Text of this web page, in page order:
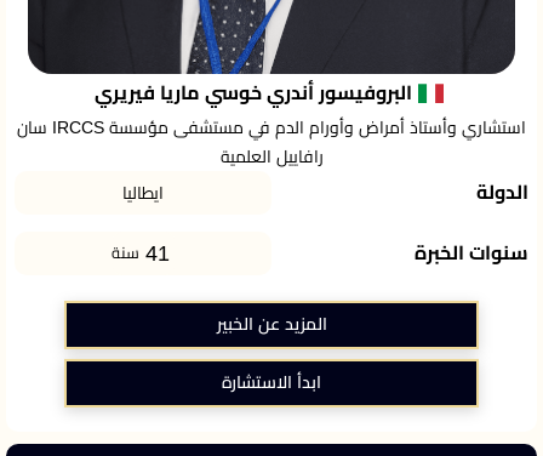
البروفيسور أندري خوسي ماريا فيريري
استشاري وأستاذ أمراض وأورام الدم في مستشفى مؤسسة IRCCS سان
رافاييل العلمية
الدولة ايطاليا
سنوات الخبرة 41 سنة
المزيد عن الخبير
ابدأ الاستشارة